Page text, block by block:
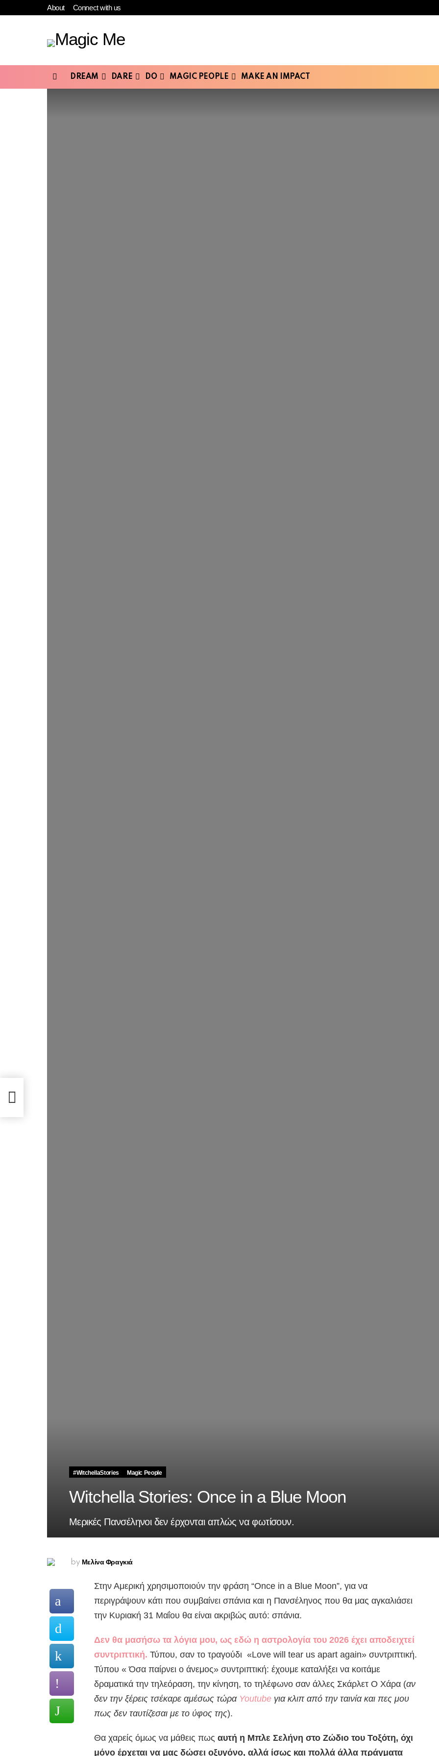
About Connect with us
DREAM DARE DO MAGIC PEOPLE MAKE AN IMPACT
#WitchellaStories Magic People
Witchella Stories: Once in a Blue Moon
Μερικές Πανσέληνοι δεν έρχονται απλώς να φωτίσουν.
by Μελίνα Φραγκιά
Στην Αμερική χρησιμοποιούν την φράση “Once in a Blue Moon”, για να
περιγράψουν κάτι που συμβαίνει σπάνια και η Πανσέληνος που θα μας αγκαλιάσει
την Κυριακή 31 Μαΐου θα είναι ακριβώς αυτό: σπάνια.
Δεν θα μασήσω τα λόγια μου, ως εδώ η αστρολογία του 2026 έχει αποδειχτεί
συντριπτική. Τύπου, σαν το τραγούδι «Love will tear us apart again» συντριπτική.
Τύπου « Όσα παίρνει ο άνεμος» συντριπτική: έχουμε καταλήξει να κοιτάμε
δραματικά την τηλεόραση, την κίνηση, το τηλέφωνο σαν άλλες Σκάρλετ Ο Χάρα (αν
δεν την ξέρεις τσέκαρε αμέσως τώρα Youtube για κλιπ από την ταινία και πες μου
πως δεν ταυτίζεσαι με το ύφος της).
Θα χαρείς όμως να μάθεις πως αυτή η Μπλε Σελήνη στο Ζώδιο του Τοξότη, όχι
μόνο έρχεται να μας δώσει οξυγόνο, αλλά ίσως και πολλά άλλα πράγματα